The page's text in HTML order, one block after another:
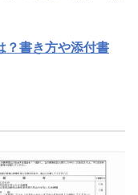
？書き方や添付書